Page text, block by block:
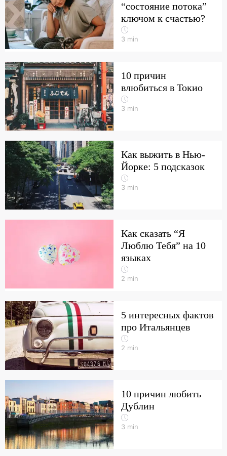
“состояние потока”
ключом к счастью?
3 min
10 причин
влюбиться в Токио
3 min
Как выжить в Нью-
Йорке: 5 подсказок
3 min
Как сказать “Я
Люблю Тебя” на 10
языках
2 min
5 интересных фактов
про Итальянцев
2 min
10 причин любить
Дублин
3 min